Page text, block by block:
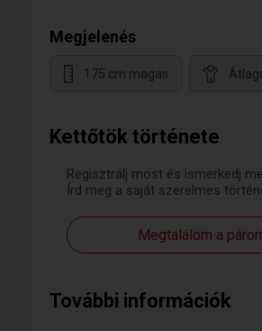
Kettőtök története
Regisztrálj most és ismerkedj
Írd meg a saját szerelmes
Megtalálom a
További információk
Megjelenés
175 cm magas